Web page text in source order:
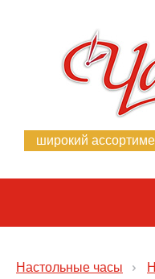
широкий
Настольные часы